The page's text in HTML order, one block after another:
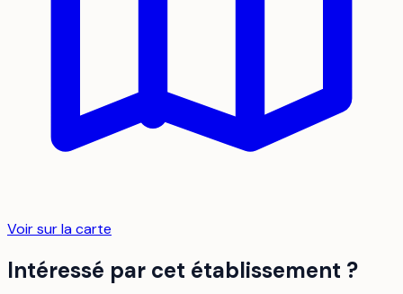
Voir sur la carte
Intéressé par cet établissement ?